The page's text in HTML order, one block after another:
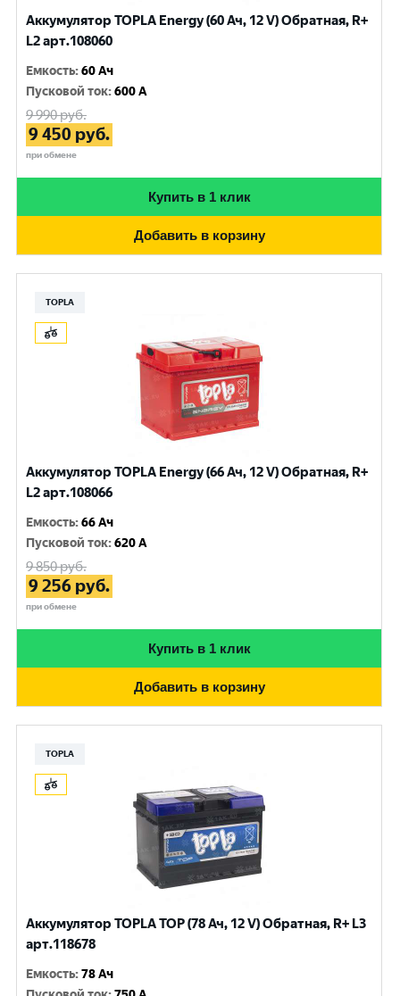
Аккумулятор TOPLA Energy (60 Ач, 12 V) Обратная, R+
L2 арт.108060
Емкость:60 Ач
Пусковой ток:600 A
9 990руб.
9 450 руб.
при обмене
Купить в 1 клик
Добавить в корзину
TOPLA
Аккумулятор TOPLA Energy (66 Ач, 12 V) Обратная, R+
L2 арт.108066
Емкость:66 Ач
Пусковой ток:620 A
9 850руб.
9 256 руб.
при обмене
Купить в 1 клик
Добавить в корзину
TOPLA
Аккумулятор TOPLA TOP (78 Ач, 12 V) Обратная, R+ L3
арт.118678
Емкость:78 Ач